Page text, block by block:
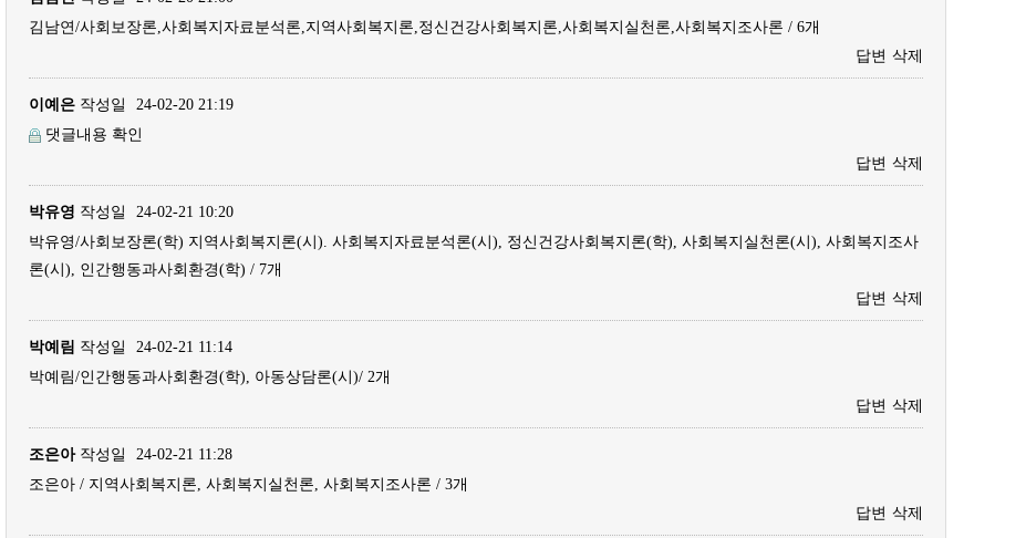
김남연/사회보장론,사회복지자료분석론,지역사회복지론,정신건강사회복지론,사회복지실천론,사회복지조사론 / 6개
답변 삭제
이예은 작성일
24-02-20 21:19
댓글내용 확인
답변 삭제
박유영 작성일
24-02-21 10:20
박유영/사회보장론(학) 지역사회복지론(시). 사회복지자료분석론(시), 정신건강사회복지론(학), 사회복지실천론(시), 사회복지조사
론(시), 인간행동과사회환경(학) / 7개
답변 삭제
박예림 작성일
24-02-21 11:14
박예림/인간행동과사회환경(학), 아동상담론(시)/ 2개
답변 삭제
조은아작성일
24-02-21 11:28
조은아 / 지역사회복지론, 사회복지실천론, 사회복지조사론 / 3개
답변 삭제